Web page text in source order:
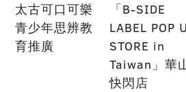
太古可口可樂
青少年思辨教
育推廣
「B-SIDE
LABEL POP
STORE in
Taiwan」華
快閃店